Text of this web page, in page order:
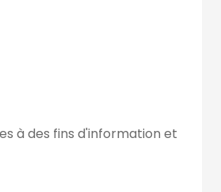
à des fins d'information et